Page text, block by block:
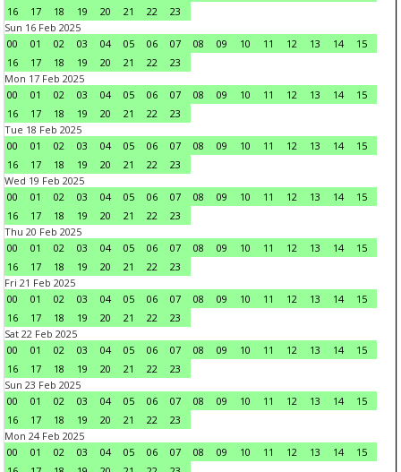
16
17 18 19 20 21 22
23
Sun 16 Feb 2025
00
01 02 03 04 05 06 07 08 09 10 11 12 13 14
15
16
17 18 19 20 21 22
23
Mon 17 Feb 2025
00
01 02 03 04 05 06 07 08 09 10 11 12 13 14
15
16
17 18 19 20 21 22
23
Tue 18 Feb 2025
00
01 02 03 04 05 06 07 08 09 10 11 12 13 14
15
16
17 18 19 20 21 22
23
Wed 19 Feb 2025
00
01 02 03 04 05 06 07 08 09 10 11 12 13 14
15
16
17 18 19 20 21 22
23
Thu 20 Feb 2025
00
01 02 03 04 05 06 07 08 09 10 11 12 13 14
15
16
17 18 19 20 21 22
23
Fri 21 Feb 2025
00
01 02 03 04 05 06 07 08 09 10 11 12 13 14
15
16
17 18 19 20 21 22
23
Sat 22 Feb 2025
00
01 02 03 04 05 06 07 08 09 10 11 12 13 14
15
16
17 18 19 20 21 22
23
Sun 23 Feb 2025
00
01 02 03 04 05 06 07 08 09 10 11 12 13 14
15
16
17 18 19 20 21 22
23
Mon 24 Feb 2025
00
01 02 03 04 05 06 07 08 09 10 11 12 13 14
15